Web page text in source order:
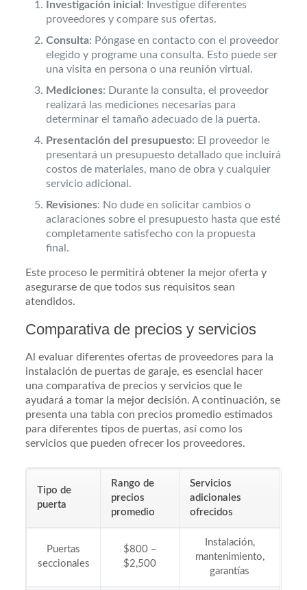
Investigación inicial: Investigue diferentes
proveedores y compare sus ofertas.
Consulta: Póngase en contacto con el proveedor
elegido y programe una consulta. Esto puede ser
una visita en persona o una reunión virtual.
Mediciones: Durante la consulta, el proveedor
realizará las mediciones necesarias para
determinar el tamaño adecuado de la puerta.
Presentación del presupuesto: El proveedor le
presentará un presupuesto detallado que incluirá
costos de materiales, mano de obra y cualquier
servicio adicional.
Revisiones: No dude en solicitar cambios o
aclaraciones sobre el presupuesto hasta que esté
completamente satisfecho con la propuesta
final.
Este proceso le permitirá obtener la mejor oferta y
asegurarse de que todos sus requisitos sean
atendidos.
Comparativa de precios y servicios
Al evaluar diferentes ofertas de proveedores para la
instalación de puertas de garaje, es esencial hacer
una comparativa de precios y servicios que le
ayudará a tomar la mejor decisión. A continuación, se
presenta una tabla con precios promedio estimados
para diferentes tipos de puertas, así como los
servicios que pueden ofrecer los proveedores.
Tipo de
puerta
Rango de
precios
promedio
Servicios
adicionales
ofrecidos
Puertas
seccionales
$800 –
$2,500
Instalación,
mantenimiento,
garantías